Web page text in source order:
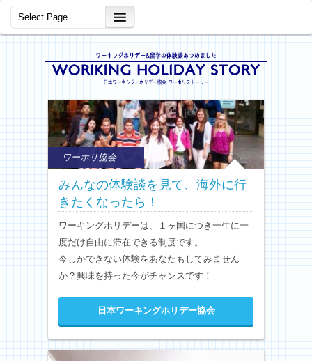
ワーホリ協会
みんなの体験談を見て、海外に行
きたくなったら！
ワーキングホリデーは、１ヶ国につき一生に一
度だけ自由に滞在できる制度です。
今しかできない体験をあなたもしてみません
か？興味を持った今がチャンスです！
日本ワーキングホリデー協会